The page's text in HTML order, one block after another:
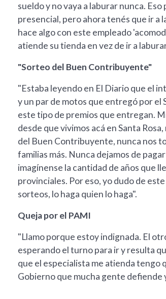
sueldo y no vaya a laburar nunca.
presencial, pero ahora tenés que ir a
hace algo con este empleado
atiende su tienda en vez de ir a
"Sorteo del Buen Contribuyente"
"Estaba leyendo en El Diario que el
y un par de motos que entregó por el
este tipo de premios que entregan.
desde que vivimos acá en Santa
del Buen Contribuyente, nunca nos
familias más. Nunca dejamos de
imagínense la cantidad de años que
provinciales. Por eso, yo dudo de
sorteos, lo haga quien lo haga".
Queja por el PAMI
"Llamo porque estoy indignada. El
esperando el turno para ir y resulta
que el especialista me atienda tengo
Gobierno que mucha gente defiende